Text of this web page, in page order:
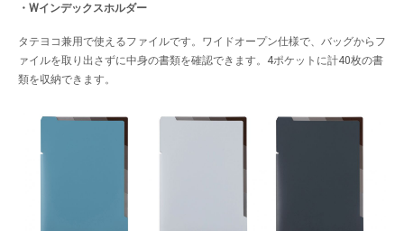
・Wインデックスホルダー
タテヨコ兼用で使えるファイルです。ワイドオープン仕様で、バッグからフ
ァイルを取り出さずに中身の書類を確認できます。4ポケットに計40枚の書
類を収納できます。